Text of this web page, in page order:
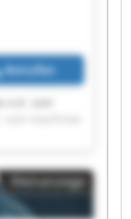
Anrufen
e.K. soni
e.K. soni
e.K. soni
machines
e.K. soni
Kleinanzeige